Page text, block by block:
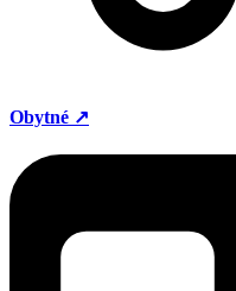
Obytné ↗